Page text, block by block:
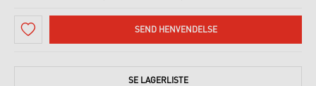
SEND HENVENDELSE
SE LAGERLISTE